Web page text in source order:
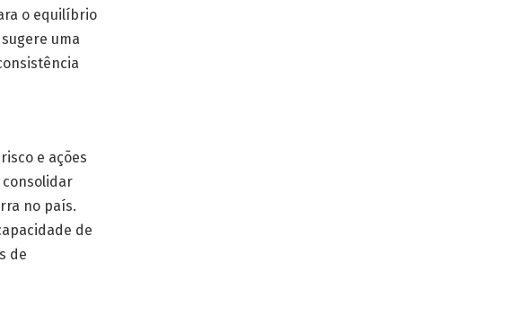
o equilíbrio
uma
e ações
consolidar
no país.
de
de